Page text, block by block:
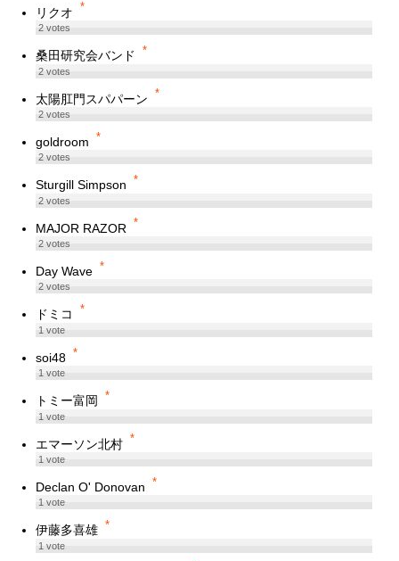
リクオ *
2votes
桑田研究会バンド *
2votes
太陽肛門スパパーン *
2votes
goldroom *
2votes
Sturgill Simpson *
2votes
MAJOR RAZOR *
2votes
Day Wave *
2votes
ドミコ *
1vote
soi48 *
1vote
トミー富岡 *
1vote
エマーソン北村 *
1vote
Declan O' Donovan *
1vote
伊藤多喜雄 *
1vote